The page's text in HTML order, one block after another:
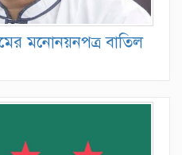
মনোনয়নপত্র বাতিল